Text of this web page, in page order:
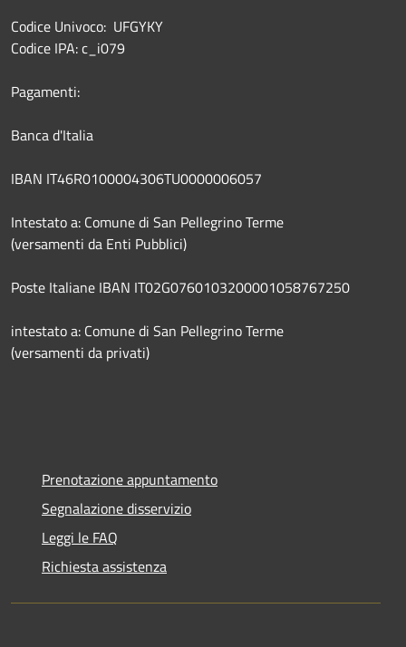
Codice Univoco: UFGYKY
Codice IPA: c_i079
Pagamenti:
Banca d'Italia
IBAN IT46R0100004306TU0000006057
Intestato a: Comune di San Pellegrino Terme
(versamenti da Enti Pubblici)
Poste Italiane IBAN IT02G0760103200001058767250
intestato a: Comune di San Pellegrino Terme
(versamenti da privati)
Prenotazione appuntamento
Segnalazione disservizio
Leggi le FAQ
Richiesta assistenza